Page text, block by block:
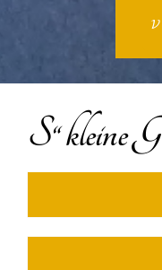
S“ kleine